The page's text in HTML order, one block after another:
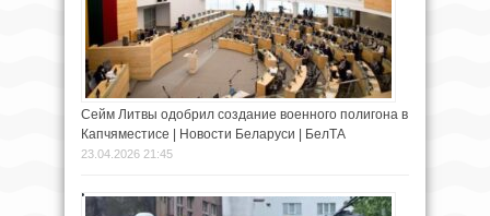
Сейм Литвы одобрил создание военного полигона в
Капчяместисе | Новости Беларуси | БелТА
23.04.2026 21:45